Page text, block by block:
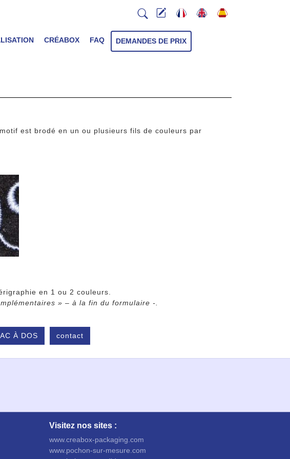
CRÉABOX FAQ DEMANDES DE PRIX
est brodé en un ou plusieurs fils de couleurs par
en 1 ou 2 couleurs.
» – à la fin du formulaire -.
À DOS contact
Visitez nos sites :
www.creabox-packaging.com
www.pochon-sur-mesure.com